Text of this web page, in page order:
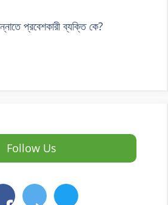
প্রবেশকারী ব্যক্তি কে?
Follow Us